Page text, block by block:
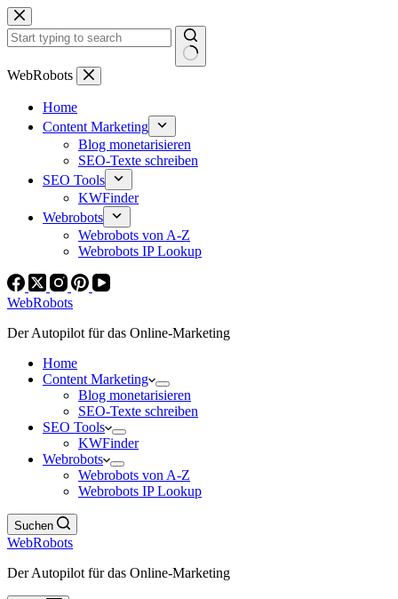
Zum
Inhalt
springen
Keine
WebRobots
Home
Content Marketing
Blog monetarisieren
SEO-Texte schreiben
SEO Tools
KWFinder
Webrobots
Webrobots von A-Z
Webrobots IP Lookup
WebRobots
Der Autopilot für das Online-Marketing
Home
Content Marketing
Blog monetarisieren
SEO-Texte schreiben
SEO Tools
KWFinder
Webrobots
Webrobots von A-Z
Webrobots IP Lookup
Suchen
WebRobots
Der Autopilot für das Online-Marketing